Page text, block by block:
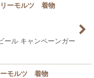
ーモルツ 着物
ル キャンペーンガー
モルツ 着物